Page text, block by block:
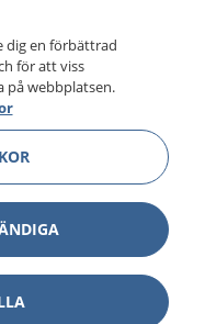
dig en förbättrad
för att viss
på webbplatsen.